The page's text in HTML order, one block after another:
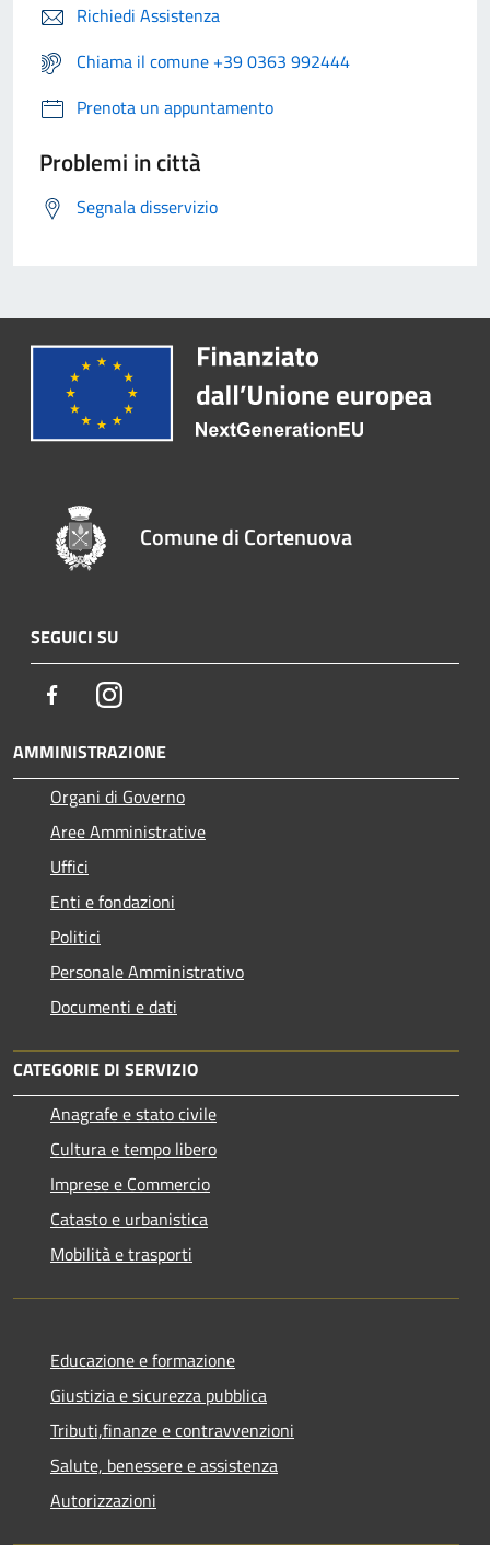
Richiedi Assistenza
Chiama il comune +39 0363 992444
Prenota un appuntamento
Problemi in città
Segnala disservizio
Comune di Cortenuova
SEGUICI SU
FacebookInstagram
AMMINISTRAZIONE
Organi di Governo
Aree Amministrative
Uffici
Enti e fondazioni
Politici
Personale Amministrativo
Documenti e dati
CATEGORIE DI SERVIZIO
Anagrafe e stato civile
Cultura e tempo libero
Imprese e Commercio
Catasto e urbanistica
Mobilità e trasporti
Educazione e formazione
Giustizia e sicurezza pubblica
Tributi,finanze e contravvenzioni
Salute, benessere e assistenza
Autorizzazioni